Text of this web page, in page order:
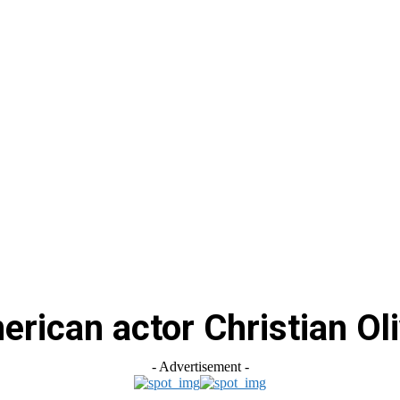
actor Christian
- Advertisement -